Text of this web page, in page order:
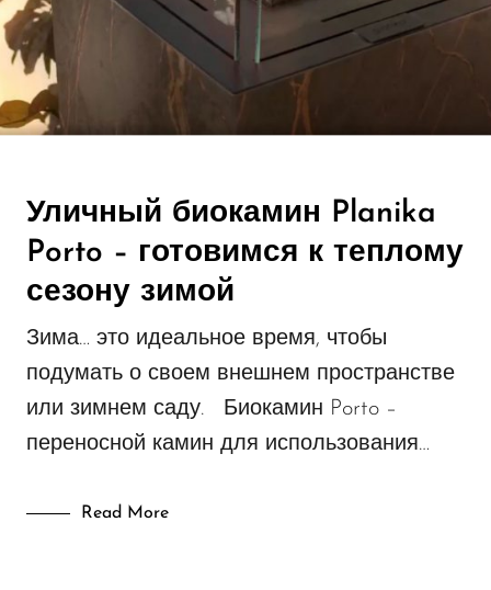
Уличный биокамин Planika
Porto – готовимся к теплому
сезону зимой
Зима… это идеальное время, чтобы
подумать о своем внешнем пространстве
или зимнем саду. Биокамин Porto –
переносной камин для использования…
Read More